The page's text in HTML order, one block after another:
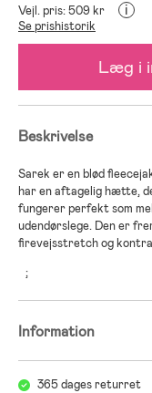
Vejl. pris: 509 kr i
Se prishistorik
Læg i
Beskrivelse
Sarek er en blød
har en aftagelig hætte,
fungerer perfekt som
udendørslege. Den er
firevejsstretch og
;
Information
365 dages returret